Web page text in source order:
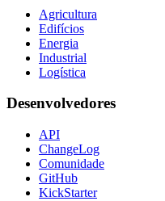
Agricultura
Edifícios
Energia
Industrial
Logística
Desenvolvedores
API
ChangeLog
Comunidade
GitHub
KickStarter